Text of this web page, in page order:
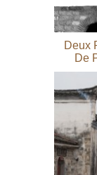
Deux
De